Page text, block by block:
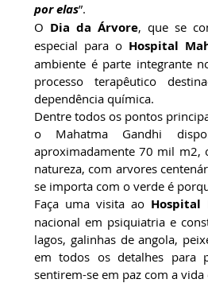
por elas”.
O Dia da Árvore, que se
especial para o Hospital
ambiente é parte integrante
processo terapêutico
dependência química.
Dentre todos os pontos
o Mahatma Gandhi
aproximadamente 70 mil m2,
natureza, com arvores
se importa com o verde é
Faça uma visita ao Hospital
nacional em psiquiatria e
lagos, galinhas de angola,
em todos os detalhes para
sentirem-se em paz com a